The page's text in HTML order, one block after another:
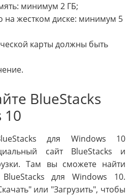
минимум 2 ГБ;
на жестком диске: минимум 5
карты должны быть
BlueStacks
10
для Windows 10
сайт BlueStacks и
Там вы сможете найти
для Windows 10.
или "Загрузить", чтобы